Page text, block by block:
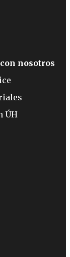
nosotros
ÚH